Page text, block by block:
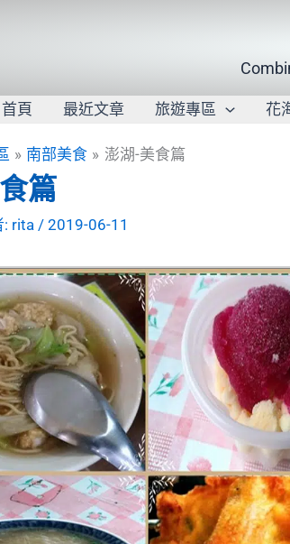
首頁 最近文章 旅遊專區 花
南部美食 澎湖-美食篇
篇
: rita / 2019-06-11